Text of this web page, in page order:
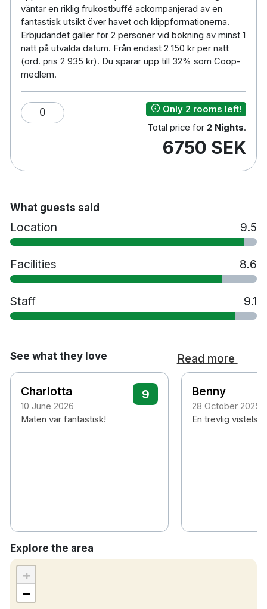
väntar en riklig frukostbuffé ackompanjerad av en
fantastisk utsikt över havet och klippformationerna.
Erbjudandet gäller för 2 personer vid bokning av minst 1
natt på utvalda datum. Från endast 2 150 kr per natt
(ord. pris 2 935 kr). Du sparar upp till 32% som Coop-
medlem.
0
Only 2 rooms left!
Total price for 2 Nights.
6750 SEK
What guests said
Location 9.5
Facilities 8.6
Staff 9.1
See what they love Read more
Charlotta
10 June 2026
9
Maten var fantastisk!
Benny
28 October 2025
En trevlig
Explore the area
+
−